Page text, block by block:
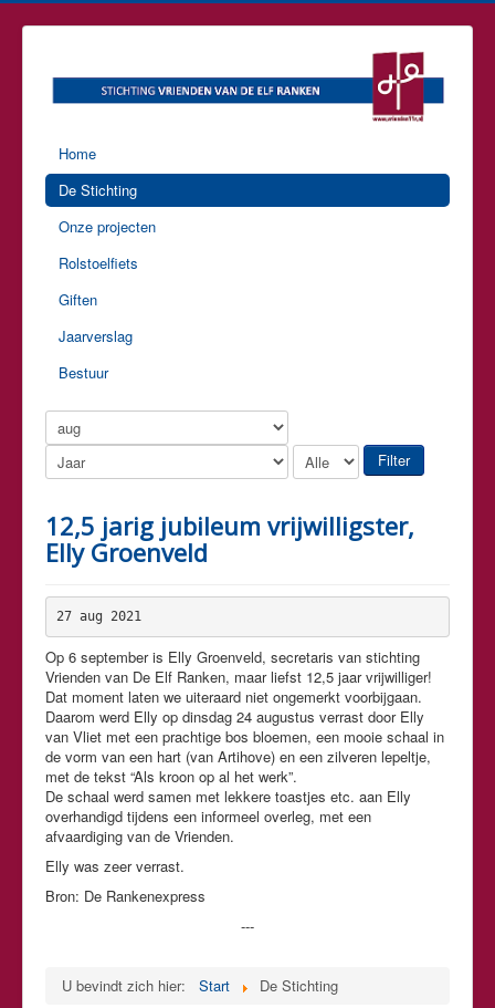
Home
De Stichting
Onze projecten
Rolstoelfiets
Giften
Jaarverslag
Bestuur
Filter
12,5 jarig jubileum vrijwilligster,
Elly Groenveld
27 aug 2021
Op 6 september is Elly Groenveld, secretaris van stichting
Vrienden van De Elf Ranken, maar liefst 12,5 jaar vrijwilliger!
Dat moment laten we uiteraard niet ongemerkt voorbijgaan.
Daarom werd Elly op dinsdag 24 augustus verrast door Elly
van Vliet met een prachtige bos bloemen, een mooie schaal in
de vorm van een hart (van Artihove) en een zilveren lepeltje,
met de tekst “Als kroon op al het werk”.
De schaal werd samen met lekkere toastjes etc. aan Elly
overhandigd tijdens een informeel overleg, met een
afvaardiging van de Vrienden.
Elly was zeer verrast.
Bron: De Rankenexpress
---
U bevindt zich hier: Start De Stichting